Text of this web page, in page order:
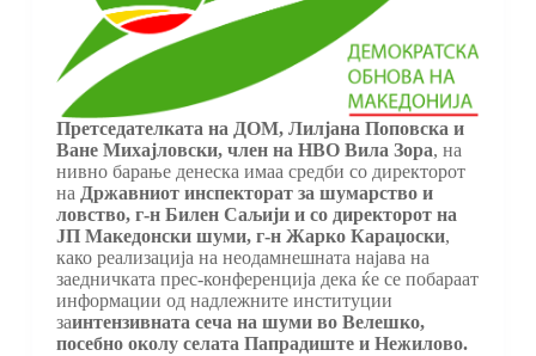
Претседателката на ДОМ, Лилјана Поповска и
Ване Михајловски, член на НВО Вила Зора, на
нивно барање денеска имаа средби со директорот
на Државниот инспекторат за шумарство и
ловство, г-н Билен Саљији и со директорот на
ЈП Македонски шуми, г-н Жарко Караџоски,
како реализација на неодамнешната најава на
заедничката прес-конференција дека ќе се побараат
информации од надлежните институции
заинтензивната сеча на шуми во Велешко,
посебно околу селата Папрадиште и Нежилово.